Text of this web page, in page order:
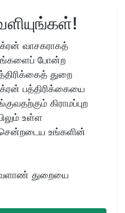
வாசகராகத்
உங்களைப் போன்ற
துறை
பத்திரிக்கையை
கிராமப்புற
உள்ள
சென்றடைய உங்களின்
வேளாண் துறையை